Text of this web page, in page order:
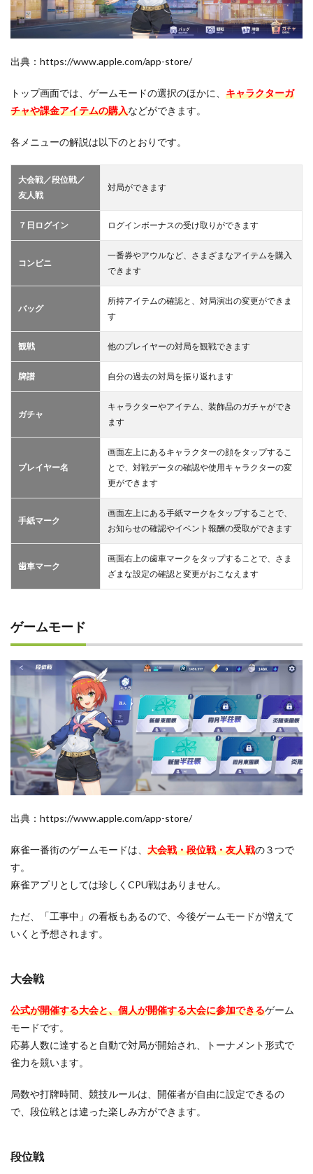
出典：https://www.apple.com/app-store/
トップ画面では、ゲームモードの選択のほかに、 キャラクターガ
チャや課金アイテムの購入などができます。
各メニューの解説は以下のとおりです。
大会戦／段位戦／
友人戦
対局ができます
７日ログイン ログインボーナスの受け取りができます
コンビニ
一番券やアウルなど、さまざまなアイテムを購入
できます
バッグ
所持アイテムの確認と、対局演出の変更ができま
す
観戦 他のプレイヤーの対局を観戦できます
牌譜 自分の過去の対局を振り返れます
ガチャ
キャラクターやアイテム、装飾品のガチャができ
ます
プレイヤー名
画面左上にあるキャラクターの顔をタップするこ
とで、対戦データの確認や使用キャラクターの変
更ができます
手紙マーク
画面左上にある手紙マークをタップすることで、
お知らせの確認やイベント報酬の受取ができます
歯車マーク
画面右上の歯車マークをタップすることで、さま
ざまな設定の確認と変更がおこなえます
ゲームモード
出典：https://www.apple.com/app-store/
麻雀一番街のゲームモードは、 大会戦・段位戦・友人戦の３つで
す。
麻雀アプリとしては珍しくCPU戦はありません。
ただ、「工事中」の看板もあるので、今後ゲームモードが増えて
いくと予想されます。
大会戦
公式が開催する大会と、個人が開催する大会に参加できるゲーム
モードです。
応募人数に達すると自動で対局が開始され、トーナメント形式で
雀力を競います。
局数や打牌時間、競技ルールは、開催者が自由に設定できるの
で、段位戦とは違った楽しみ方ができます。
段位戦